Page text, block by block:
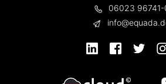
06023 96741-